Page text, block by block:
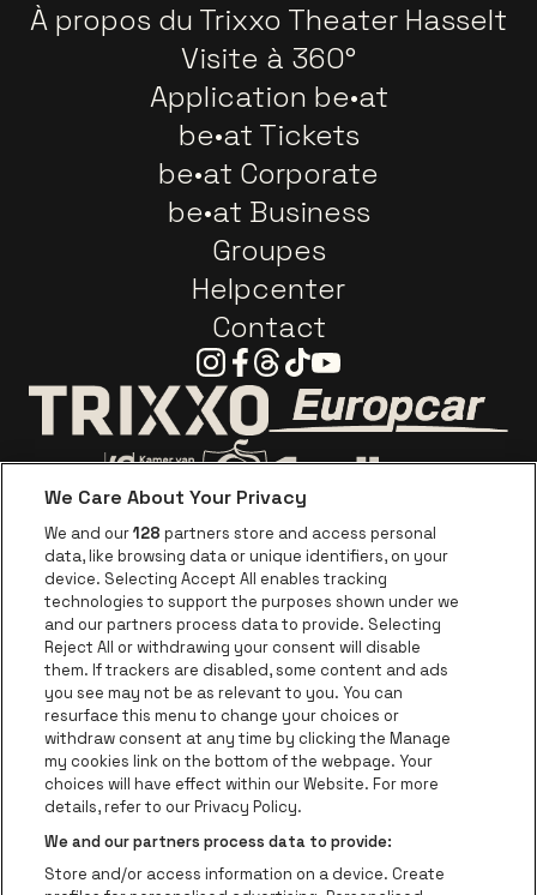
À propos du Trixxo Theater Hasselt
Visite à 360°
Application be•at
be•at Tickets
be•at Corporate
be•at Business
Groupes
Helpcenter
Contact
Instagram
Facebook
Threads
TiktokYoutube
Visitez le site de Trixxo
Visitez le site de Voka Limburg
Visitez le site de Jupiler
Visitez le site de Coca-Cola
Visitez le site de Red Bull
Visitez le
Visitez le site de Champagne Pommery
Visitez le site de Le
Visitez le site de Le logo Lillet en
Visitez le site de
Visitez le site de Holiday Inn
Visitez le site de
Visitez le
Trixxo Theater Hasselt fait partie debe•at
Trixxo Theater Hasselt
Gouverneur Verwilghensingel 70, 3500 Hasselt
Be-At Venues
We Care About Your Privacy
We and our128 partners store and access personal
data, like browsing data or unique identifiers, on your
device. Selecting Accept All enables tracking
technologies to support the purposes shown under we
and our partners process data to provide. Selecting
Reject All or withdrawing your consent will disable
them. If trackers are disabled, some content and ads
you see may not be as relevant to you. You can
resurface this menu to change your choices or
withdraw consent at any time by clicking the Manage
my cookies link on the bottom of the webpage. Your
choices will have effect within our Website. For more
details, refer to our Privacy Policy.
We and our partners process data to provide:
Store and/or access information on a device. Create